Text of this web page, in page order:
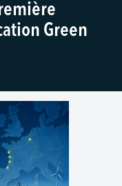
Green